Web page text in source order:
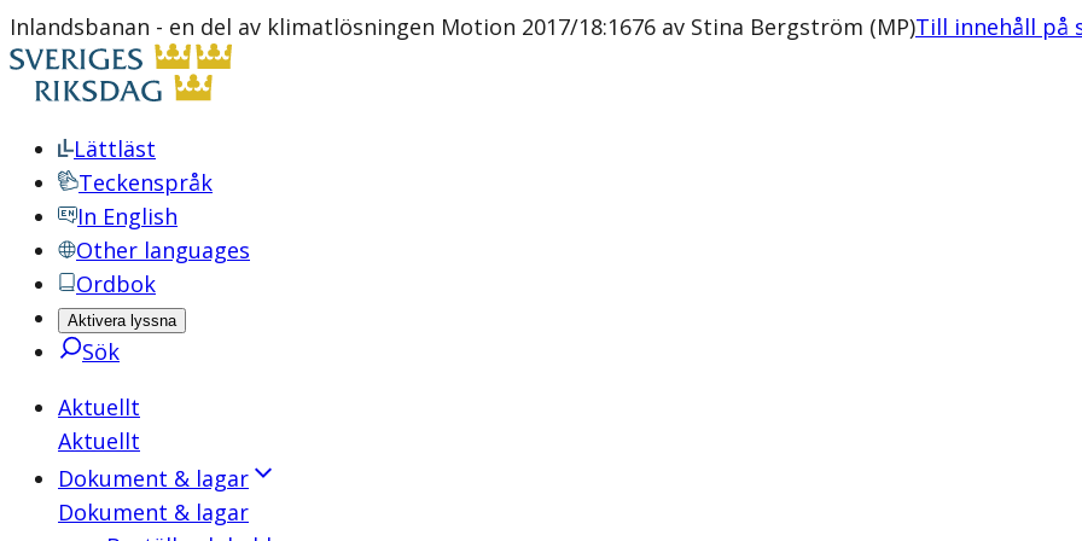
Inlandsbanan - en del av klimatlösningen Motion 2017/18:1676 av Stina Bergström (MP)Till innehåll på
Lättläst
Teckenspråk
In English
Other languages
Ordbok
Aktivera lyssna
Sök
Aktuellt
Aktuellt
Dokument & lagar
Dokument & lagar